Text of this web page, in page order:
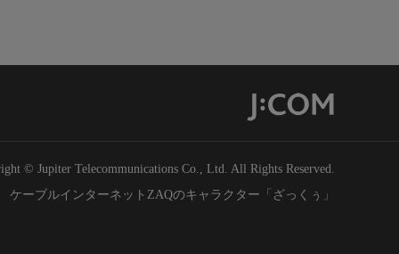
© Jupiter Telecommunications Co., Ltd. All Rights Reserved.
ケーブルインターネットZAQのキャラクター「ざっくぅ」